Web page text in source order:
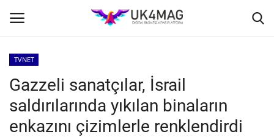
Ana Sayfa
TVNET
Gazzeli sanatçılar, İsrail
saldırılarında yıkılan binaların
enkazını çizimlerle renklendirdi